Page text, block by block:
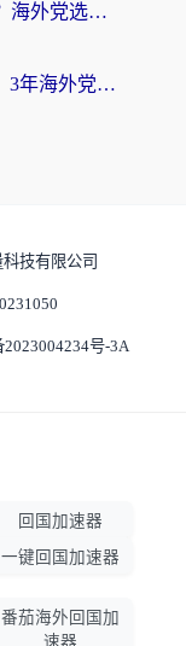
斧牛和极速穿梭VPN哪个好？海外党选回国加速器必看的真实对比与避坑指南
北美回国无缝访问国内资源：3年海外党亲测的加速器选择指南
技有限公司
号-3A
回国加速器
一键回国加速器
番茄海外回国加
速器